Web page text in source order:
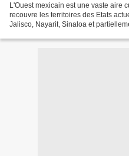
L'Ouest mexicain est une vaste aire
recouvre les territoires des Etats
Jalisco, Nayarit, Sinaloa et